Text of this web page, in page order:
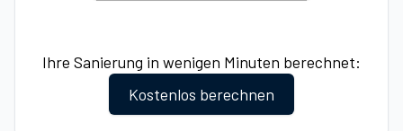
Ihre Sanierung in wenigen Minuten berechnet:
Kostenlos berechnen